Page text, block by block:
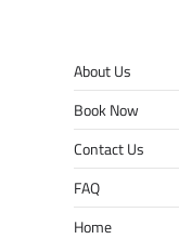
About Us
Book Now
Contact Us
FAQ
Home